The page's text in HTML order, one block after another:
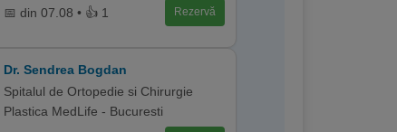
📅 din 07.08 • 👍 1 Rezervă
Dr. Sendrea Bogdan
Spitalul de Ortopedie si Chirurgie
Plastica MedLife - Bucuresti